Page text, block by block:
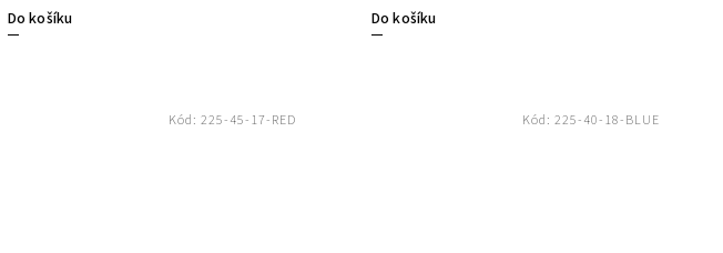
Do košíku Do košíku
Kód: 225-45-17-RED Kód: 225-40-18-BLUE